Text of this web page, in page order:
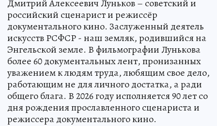
Дмитрий Алексеевич Луньков – советский и
российский сценарист и режиссёр
документального кино. Заслуженный деятель
искусств РСФСР - наш земляк, родившийся на
Энгельской земле. В фильмографии Лунькова
более 60 документальных лент, пронизанных
уважением к людям труда, любящим свое дело,
работающим не для личного достатка, а ради
общего блага. В 2026 году исполняется 90 лет со
дня рождения прославленного сценариста и
режиссера документального кино.